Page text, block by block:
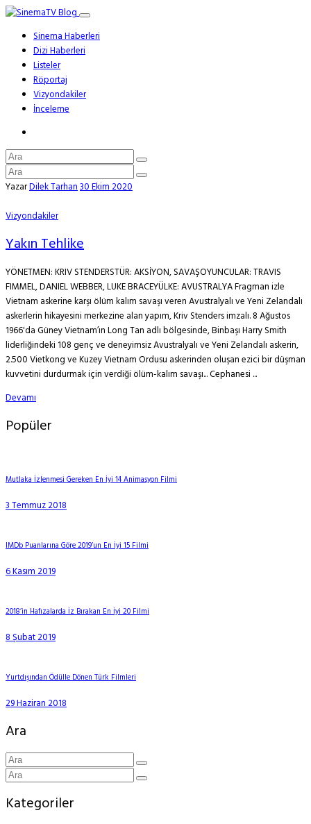
Sinema Haberleri
Dizi Haberleri
Listeler
Röportaj
Vizyondakiler
İnceleme
YazarDilek Tarhan30 Ekim 2020
Vizyondakiler
Yakın Tehlike
YÖNETMEN: KRIV STENDERSTÜR: AKSİYON, SAVAŞOYUNCULAR: TRAVIS
FIMMEL, DANIEL WEBBER, LUKE BRACEYÜLKE: AVUSTRALYA Fragman izle
Vietnam askerine karşı ölüm kalım savaşı veren Avustralyalı ve Yeni Zelandalı
askerlerin hikayesini merkezine alan yapım, Kriv Stenders imzalı. 8 Ağustos
1966'da Güney Vietnam’ın Long Tan adlı bölgesinde, Binbaşı Harry Smith
liderliğindeki 108 genç ve deneyimsiz Avustralyalı ve Yeni Zelandalı askerin,
2.500 Vietkong ve Kuzey Vietnam Ordusu askerinden oluşan ezici bir düşman
kuvvetini durdurmak için verdiği ölüm-kalım savaşı... Cephanesi ...
Devamı
Popüler
Mutlaka İzlenmesi Gereken En İyi 14 Animasyon Filmi
3 Temmuz 2018
IMDb Puanlarına Göre 2019’un En İyi 15 Filmi
6 Kasım 2019
2018’in Hafızalarda İz Bırakan En İyi 20 Filmi
8 Şubat 2019
Yurtdışından Ödülle Dönen Türk Filmleri
29 Haziran 2018
Ara
Kategoriler